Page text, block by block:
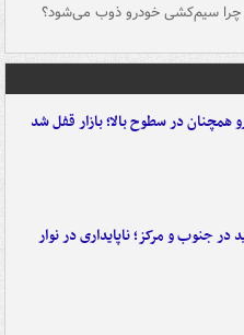
چرا سیم‌کشی خودرو ذوب می‌شود؟
در سطوح بالا؛ بازار قفل شد
جنوب و مرکز؛ ناپایداری در نوار